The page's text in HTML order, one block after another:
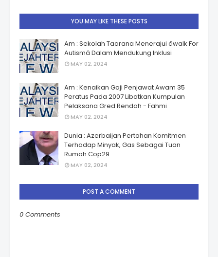
YOU MAY LIKE THESE POSTS
Am : Sekolah Taarana Menerajui âwalk For
Autismâ Dalam Mendukung Inklusi
MAY 02, 2024
Am : Kenaikan Gaji Penjawat Awam 35
Peratus Pada 2007 Libatkan Kumpulan
Pelaksana Gred Rendah - Fahmi
MAY 02, 2024
Dunia : Azerbaijan Pertahan Komitmen
Terhadap Minyak, Gas Sebagai Tuan
Rumah Cop29
MAY 02, 2024
POST A COMMENT
0 Comments